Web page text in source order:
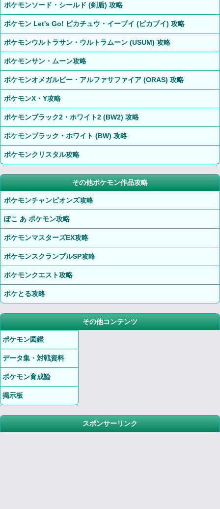
ポケモンソード・シールド (剣盾) 攻略
ポケモン Let's Go! ピカチュウ・イーブイ (ピカブイ) 攻略
ポケモンウルトラサン・ウルトラムーン (USUM) 攻略
ポケモンサン・ムーン攻略
ポケモンオメガルビー・アルファサファイア (ORAS) 攻略
ポケモンX・Y攻略
ポケモンブラック2・ホワイト2 (BW2) 攻略
ポケモンブラック・ホワイト (BW) 攻略
ポケモンクリスタル攻略
その他ポケモン作品攻略
ポケモンチャンピオンズ攻略
ぽこ あ ポケモン攻略
ポケモンマスターズEX攻略
ポケモンスクランブルSP攻略
ポケモンクエスト攻略
ポケとる攻略
その他コンテンツ
ポケモン図鑑
データ集・対戦資料
ポケモン育成論
掲示板
スポンサーリンク